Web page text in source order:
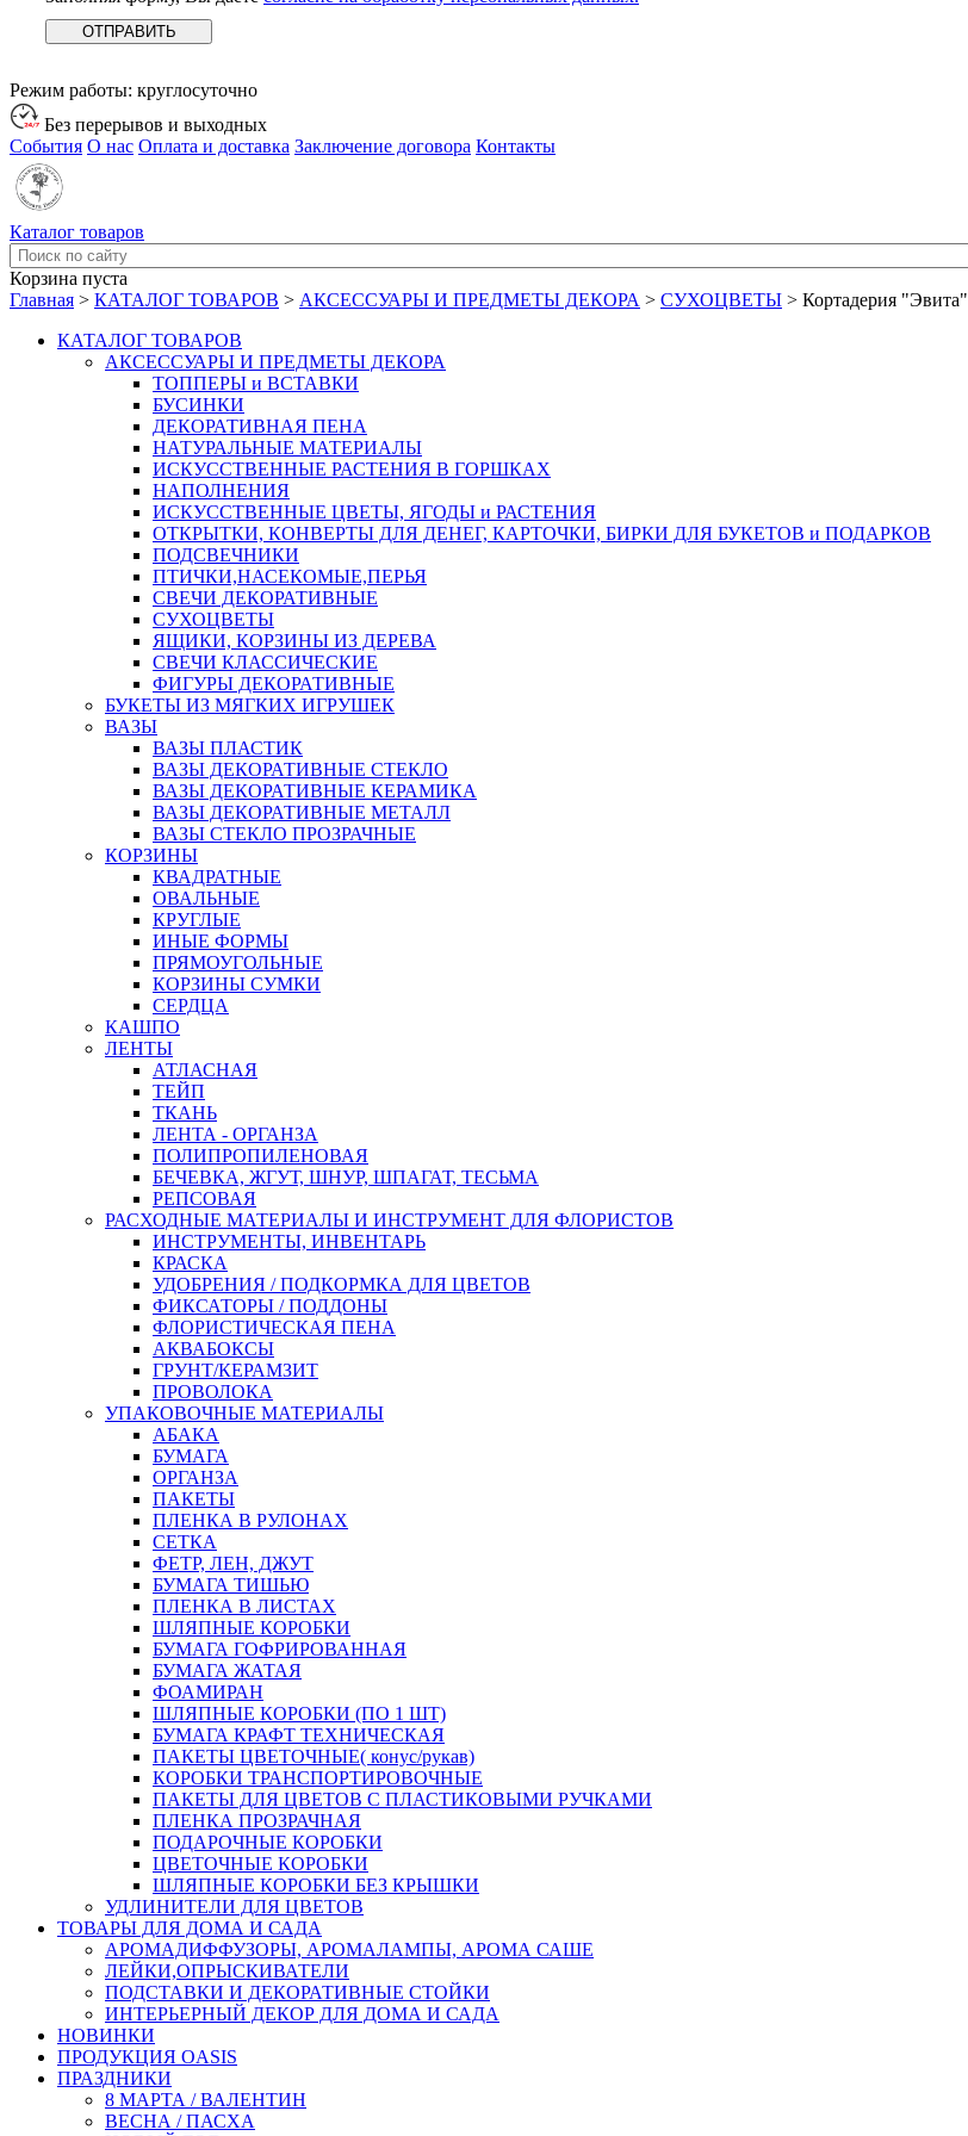
Режим работы: круглосуточно
Без перерывов и выходных
События О нас Оплата и доставка Заключение договора Контакты
Каталог товаров
Корзина пуста
Главная > КАТАЛОГ ТОВАРОВ > АКСЕССУАРЫ И ПРЕДМЕТЫ ДЕКОРА > СУХОЦВЕТЫ > Кортадерия "Эвита"
КАТАЛОГ ТОВАРОВ
АКСЕССУАРЫ И ПРЕДМЕТЫ ДЕКОРА
ТОППЕРЫ и ВСТАВКИ
БУСИНКИ
ДЕКОРАТИВНАЯ ПЕНА
НАТУРАЛЬНЫЕ МАТЕРИАЛЫ
ИСКУССТВЕННЫЕ РАСТЕНИЯ В ГОРШКАХ
НАПОЛНЕНИЯ
ИСКУССТВЕННЫЕ ЦВЕТЫ, ЯГОДЫ и РАСТЕНИЯ
ОТКРЫТКИ, КОНВЕРТЫ ДЛЯ ДЕНЕГ, КАРТОЧКИ, БИРКИ ДЛЯ БУКЕТОВ и ПОДАРКОВ
ПОДСВЕЧНИКИ
ПТИЧКИ,НАСЕКОМЫЕ,ПЕРЬЯ
СВЕЧИ ДЕКОРАТИВНЫЕ
СУХОЦВЕТЫ
ЯЩИКИ, КОРЗИНЫ ИЗ ДЕРЕВА
СВЕЧИ КЛАССИЧЕСКИЕ
ФИГУРЫ ДЕКОРАТИВНЫЕ
БУКЕТЫ ИЗ МЯГКИХ ИГРУШЕК
ВАЗЫ
ВАЗЫ ПЛАСТИК
ВАЗЫ ДЕКОРАТИВНЫЕ СТЕКЛО
ВАЗЫ ДЕКОРАТИВНЫЕ КЕРАМИКА
ВАЗЫ ДЕКОРАТИВНЫЕ МЕТАЛЛ
ВАЗЫ СТЕКЛО ПРОЗРАЧНЫЕ
КОРЗИНЫ
КВАДРАТНЫЕ
ОВАЛЬНЫЕ
КРУГЛЫЕ
ИНЫЕ ФОРМЫ
ПРЯМОУГОЛЬНЫЕ
КОРЗИНЫ СУМКИ
СЕРДЦА
КАШПО
ЛЕНТЫ
АТЛАСНАЯ
ТЕЙП
ТКАНЬ
ЛЕНТА - ОРГАНЗА
ПОЛИПРОПИЛЕНОВАЯ
БЕЧЕВКА, ЖГУТ, ШНУР, ШПАГАТ, ТЕСЬМА
РЕПСОВАЯ
РАСХОДНЫЕ МАТЕРИАЛЫ И ИНСТРУМЕНТ ДЛЯ ФЛОРИСТОВ
ИНСТРУМЕНТЫ, ИНВЕНТАРЬ
КРАСКА
УДОБРЕНИЯ / ПОДКОРМКА ДЛЯ ЦВЕТОВ
ФИКСАТОРЫ / ПОДДОНЫ
ФЛОРИСТИЧЕСКАЯ ПЕНА
АКВАБОКСЫ
ГРУНТ/КЕРАМЗИТ
ПРОВОЛОКА
УПАКОВОЧНЫЕ МАТЕРИАЛЫ
АБАКА
БУМАГА
ОРГАНЗА
ПАКЕТЫ
ПЛЕНКА В РУЛОНАХ
СЕТКА
ФЕТР, ЛЕН, ДЖУТ
БУМАГА ТИШЬЮ
ПЛЕНКА В ЛИСТАХ
ШЛЯПНЫЕ КОРОБКИ
БУМАГА ГОФРИРОВАННАЯ
БУМАГА ЖАТАЯ
ФОАМИРАН
ШЛЯПНЫЕ КОРОБКИ (ПО 1 ШТ)
БУМАГА КРАФТ ТЕХНИЧЕСКАЯ
ПАКЕТЫ ЦВЕТОЧНЫЕ( конус/рукав)
КОРОБКИ ТРАНСПОРТИРОВОЧНЫЕ
ПАКЕТЫ ДЛЯ ЦВЕТОВ С ПЛАСТИКОВЫМИ РУЧКАМИ
ПЛЕНКА ПРОЗРАЧНАЯ
ПОДАРОЧНЫЕ КОРОБКИ
ЦВЕТОЧНЫЕ КОРОБКИ
ШЛЯПНЫЕ КОРОБКИ БЕЗ КРЫШКИ
УДЛИНИТЕЛИ ДЛЯ ЦВЕТОВ
ТОВАРЫ ДЛЯ ДОМА И САДА
АРОМАДИФФУЗОРЫ, АРОМАЛАМПЫ, АРОМА САШЕ
ЛЕЙКИ,ОПРЫСКИВАТЕЛИ
ПОДСТАВКИ И ДЕКОРАТИВНЫЕ СТОЙКИ
ИНТЕРЬЕРНЫЙ ДЕКОР ДЛЯ ДОМА И САДА
НОВИНКИ
ПРОДУКЦИЯ OASIS
ПРАЗДНИКИ
8 МАРТА / ВАЛЕНТИН
ВЕСНА / ПАСХА